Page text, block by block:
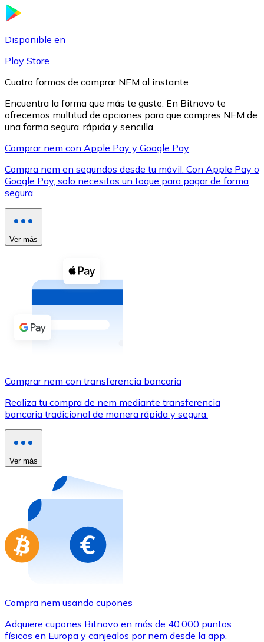
XRP
XRP
Ver todo
Compra criptomonedas con efectivo en tu tienda más
Comprar con efectivo
Transferencia SEPA
Utiliza tarjetas Visa y Mastercard para comprar
Comprar con tarjeta
Compra tarjetas regalo de tus marcas favoritas con
Ir a la tienda de tarjetas regalo
Disponible en
Play Store
Cuatro formas de comprar NEM al instante
Encuentra la forma que más te guste. En Bitnovo te
ofrecemos multitud de opciones para que compres NEM de
una forma segura, rápida y sencilla.
Comprar nem con Apple Pay y Google Pay
Compra nem en segundos desde tu móvil. Con Apple Pay o
Google Pay, solo necesitas un toque para pagar de forma
segura.
Ver más
Comprar nem con transferencia bancaria
Realiza tu compra de nem mediante transferencia
bancaria tradicional de manera rápida y segura.
Ver más
Compra nem usando cupones
Adquiere cupones Bitnovo en más de 40.000 puntos
físicos en Europa y canjealos por nem desde la app.